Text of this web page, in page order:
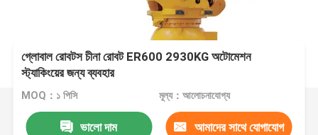
গ্লোবাল রোবটস চীনা রোবট ER600 2930KG অটোমেশন
স্ট্যাকিংয়ের জন্য ব্যবহার
MOQ：১ পিসি মূল্য：আলোচনাযোগ্য
ভালো দাম আমাদের সাথে যোগাযোগ